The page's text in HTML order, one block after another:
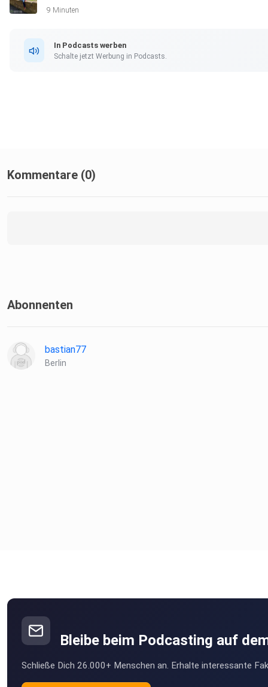
9 Minuten
In Podcasts werben
Schalte jetzt Werbung in Podcasts.
Kommentare (0)
Abonnenten
bastian77
Berlin
Bleibe beim Podcasting auf
Schließe Dich 26.000+ Menschen an. Erhalte interessante